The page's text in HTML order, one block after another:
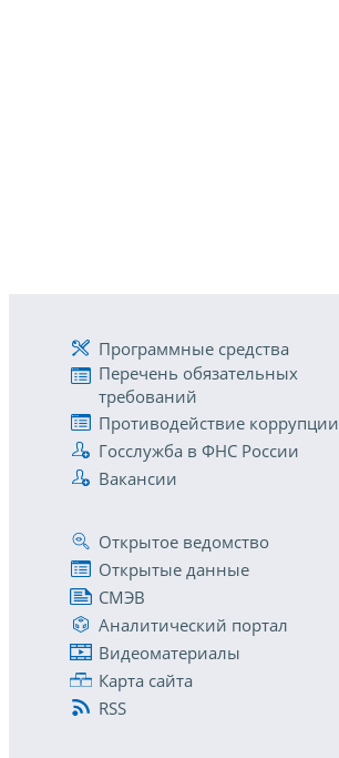
Программные средства
Перечень обязательных
требований
Противодействие коррупции
Госслужба в ФНС России
Вакансии
Открытое ведомство
Открытые данные
СМЭВ
Аналитический портал
Видеоматериалы
Карта сайта
RSS